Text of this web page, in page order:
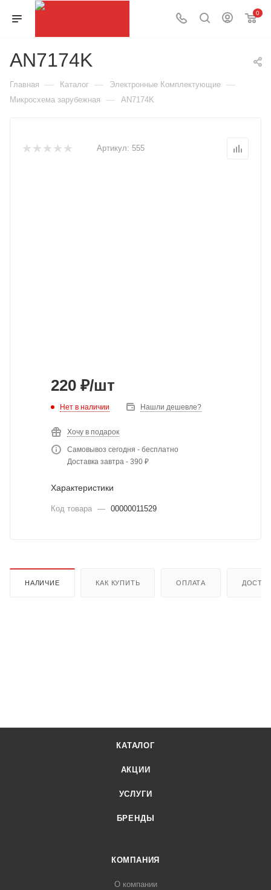
0
AN7174K
Главная — Каталог — Электронные Комплектующие —
Микросхема зарубежная — AN7174K
Артикул: 555
220 ₽/шт
Нет в наличии Нашли дешевле?
Хочу в подарок
Самовывоз сегодня - бесплатно
Доставка завтра - 390 ₽
Характеристики
Код товара — 00000011529
НАЛИЧИЕ КАК КУПИТЬ ОПЛАТА
КАТАЛОГ
АКЦИИ
УСЛУГИ
БРЕНДЫ
КОМПАНИЯ
О компании